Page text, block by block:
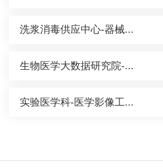
洗浆消毒供应中心-器械...
生物医学大数据研究院-...
实验医学科-医学影像工...